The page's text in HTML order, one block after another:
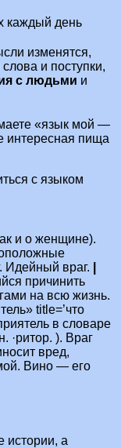
каждый день
изменятся,
и поступки,
с людьми и
«язык мой —
интересная пища
с языком
и о женщине).
Идейный враг.
причинить
на всю жизнь.
title=’что
в словаре
·ритор. ). Враг
вред,
Вино — его
истории, а